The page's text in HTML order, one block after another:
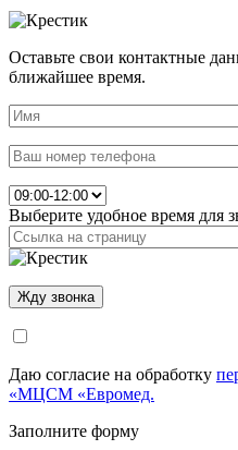
Оставьте свои контактные
ближайшее время.
Выберите удобное время для
Даю согласие на обработку
«МЦСМ «Евромед.
Заполните форму